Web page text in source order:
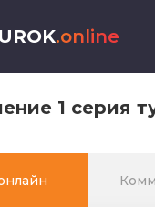
.online
1 серия